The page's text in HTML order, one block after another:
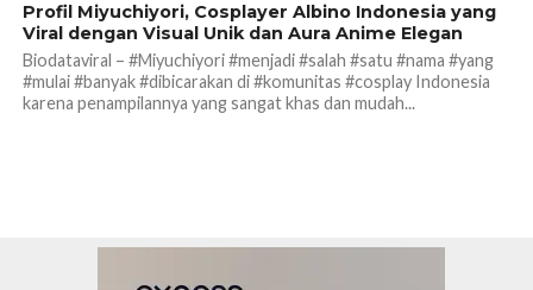
Profil Miyuchiyori, Cosplayer Albino Indonesia yang
Viral dengan Visual Unik dan Aura Anime Elegan
Biodataviral – #Miyuchiyori #menjadi #salah #satu #nama #yang
#mulai #banyak #dibicarakan di #komunitas #cosplay Indonesia
karena penampilannya yang sangat khas dan mudah...